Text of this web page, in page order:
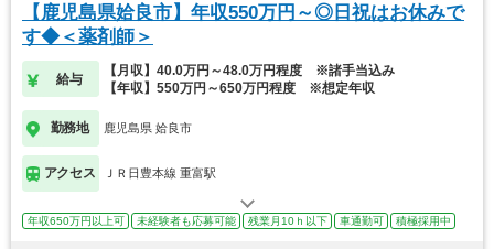
【鹿児島県姶良市】年収550万円～◎日祝はお休みで
す◆＜薬剤師＞
給与
【月収】40.0万円～48.0万円程度 ※諸手当込み
【年収】550万円～650万円程度 ※想定年収
勤務地 鹿児島県 姶良市
アクセス ＪＲ日豊本線 重富駅
年収650万円以上可 未経験者も応募可能 残業月10ｈ以下 車通勤可 積極採用中